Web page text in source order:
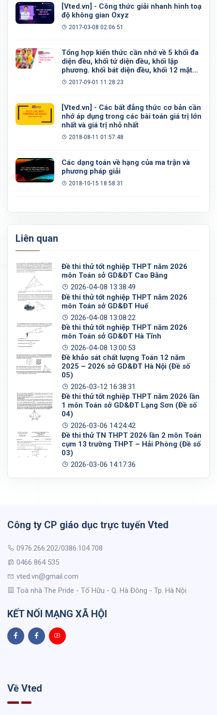
[Vted.vn] - Công thức giải nhanh hình toạ
độ không gian Oxyz
2017-03-08 02:06:51
Tổng hợp kiến thức cần nhớ về 5 khối đa
diện đều, khối tứ diện đều, khối lập
phương. khối bát diện đều, khối 12 mặt
đều, khối 20 mặt đều
2017-09-01 11:28:23
[Vted.vn] - Các bất đẳng thức cơ bản cần
nhớ áp dụng trong các bài toán giá trị lớn
nhất và giá trị nhỏ nhất
2018-08-11 01:57:48
Các dạng toán về hạng của ma trận và
phương pháp giải
2018-10-15 18:58:31
Liên quan
Đề thi thử tốt nghiệp THPT năm 2026
môn Toán sở GD&ĐT Cao Bằng
2026-04-08 13:38:49
Đề thi thử tốt nghiệp THPT năm 2026
môn Toán sở GD&ĐT Huế
2026-04-08 13:08:22
Đề thi thử tốt nghiệp THPT năm 2026
môn Toán sở GD&ĐT Hà Tĩnh
2026-04-08 13:00:53
Đề khảo sát chất lượng Toán 12 năm
2025 – 2026 sở GD&ĐT Hà Nội (Đề số
05)
2026-03-12 16:38:31
Đề thi thử tốt nghiệp THPT năm 2026 lần
1 môn Toán sở GD&ĐT Lạng Sơn (Đề số
04)
2026-03-06 14:24:42
Đề thi thử TN THPT 2026 lần 2 môn Toán
cụm 13 trường THPT – Hải Phòng (Đề số
03)
2026-03-06 14:17:36
Công ty CP giáo dục trực tuyến Vted
0976.266.202/0386.104.708
0466 864 535
vted.vn@gmail.com
Toà nhà The Pride - Tố Hữu - Q. Hà Đông - Tp. Hà Nội
KẾT NỐI MẠNG XÃ HỘI
Về Vted